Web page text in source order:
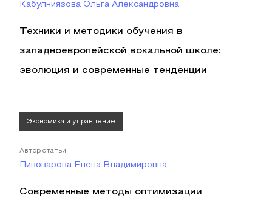
Кабулниязова Ольга Александровна
Техники и методики обучения в
западноевропейской вокальной школе:
эволюция и современные тенденции
Экономика и управление
Автор статьи
Пивоварова Елена Владимировна
Современные методы оптимизации